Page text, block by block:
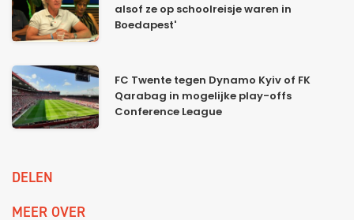
alsof ze op schoolreisje waren in
Boedapest'
FC Twente tegen Dynamo Kyiv of FK
Qarabag in mogelijke play-offs
Conference League
DELEN
MEER OVER